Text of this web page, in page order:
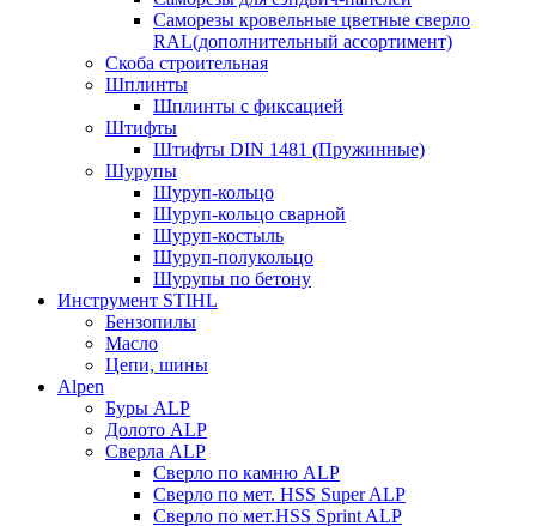
Саморезы кровельные цветные сверло
RAL(дополнительный ассортимент)
Скоба строительная
Шплинты
Шплинты с фиксацией
Штифты
Штифты DIN 1481 (Пружинные)
Шурупы
Шуруп-кольцо
Шуруп-кольцо сварной
Шуруп-костыль
Шуруп-полукольцо
Шурупы по бетону
Инструмент STIHL
Бензопилы
Масло
Цепи, шины
Alpen
Буры ALP
Долото ALP
Сверла ALP
Сверло по камню ALP
Сверло по мет. HSS Super ALP
Сверло по мет.HSS Sprint ALP